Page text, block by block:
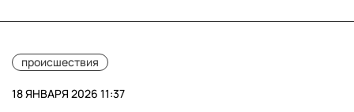
происшествия
18 ЯНВАРЯ 2026 11:37